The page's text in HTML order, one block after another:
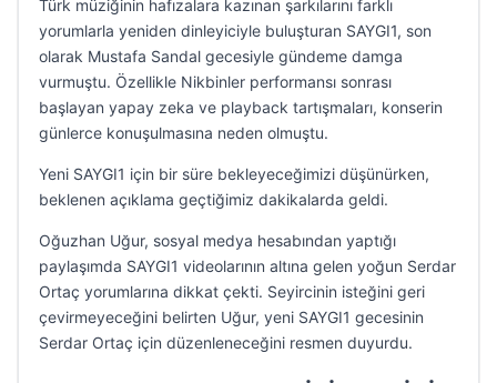
Türk müziğinin hafızalara kazınan şarkılarını farklı
yorumlarla yeniden dinleyiciyle buluşturan SAYGI1, son
olarak Mustafa Sandal gecesiyle gündeme damga
vurmuştu. Özellikle Nikbinler performansı sonrası
başlayan yapay zeka ve playback tartışmaları, konserin
günlerce konuşulmasına neden olmuştu.
Yeni SAYGI1 için bir süre bekleyeceğimizi düşünürken,
beklenen açıklama geçtiğimiz dakikalarda geldi.
Oğuzhan Uğur, sosyal medya hesabından yaptığı
paylaşımda SAYGI1 videolarının altına gelen yoğun Serdar
Ortaç yorumlarına dikkat çekti. Seyircinin isteğini geri
çevirmeyeceğini belirten Uğur, yeni SAYGI1 gecesinin
Serdar Ortaç için düzenleneceğini resmen duyurdu.